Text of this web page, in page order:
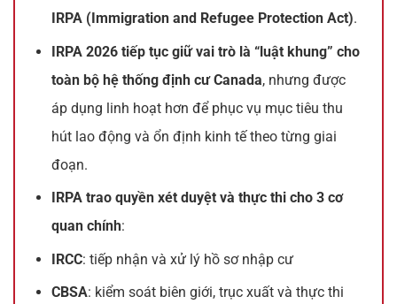
IRPA (Immigration and Refugee Protection Act).
IRPA 2026 tiếp tục giữ vai trò là “luật khung” cho
toàn bộ hệ thống định cư Canada, nhưng được
áp dụng linh hoạt hơn để phục vụ mục tiêu thu
hút lao động và ổn định kinh tế theo từng giai
đoạn.
IRPA trao quyền xét duyệt và thực thi cho 3 cơ
quan chính:
IRCC: tiếp nhận và xử lý hồ sơ nhập cư
CBSA: kiểm soát biên giới, trục xuất và thực thi